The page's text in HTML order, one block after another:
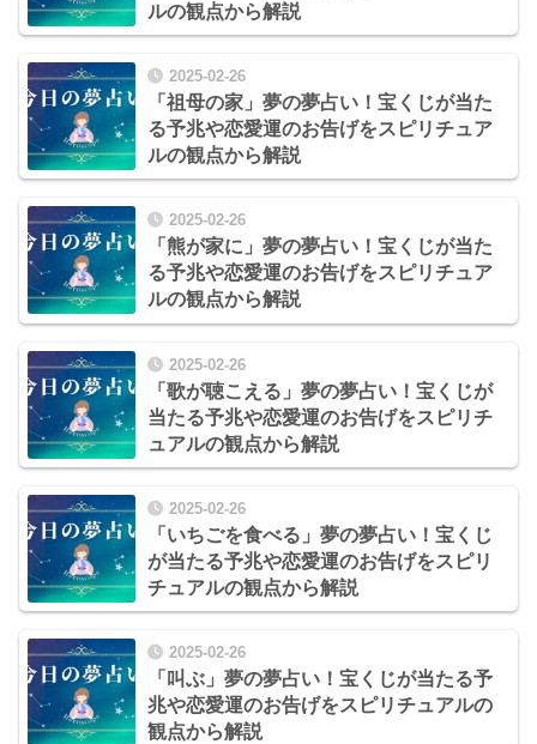
ルの観点から解説
2025-02-26
「祖母の家」夢の夢占い！宝くじが当た
る予兆や恋愛運のお告げをスピリチュア
ルの観点から解説
2025-02-26
「熊が家に」夢の夢占い！宝くじが当た
る予兆や恋愛運のお告げをスピリチュア
ルの観点から解説
2025-02-26
「歌が聴こえる」夢の夢占い！宝くじが
当たる予兆や恋愛運のお告げをスピリチ
ュアルの観点から解説
2025-02-26
「いちごを食べる」夢の夢占い！宝くじ
が当たる予兆や恋愛運のお告げをスピリ
チュアルの観点から解説
2025-02-26
「叫ぶ」夢の夢占い！宝くじが当たる予
兆や恋愛運のお告げをスピリチュアルの
観点から解説